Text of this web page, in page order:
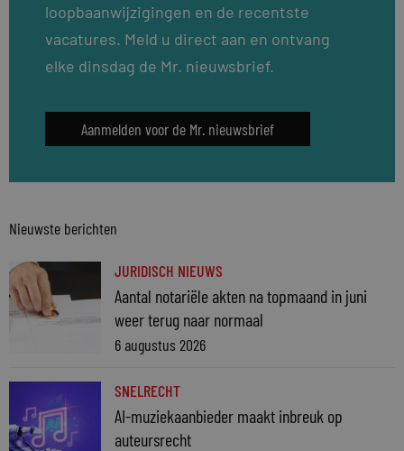
loopbaanwijzigingen en de recentste
vacatures. Meld u direct aan en ontvang
elke dinsdag de Mr. nieuwsbrief.
Aanmelden voor de Mr. nieuwsbrief
Nieuwste berichten
JURIDISCH NIEUWS
Aantal notariële akten na topmaand in juni
weer terug naar normaal
6 augustus 2026
SNELRECHT
AI-muziekaanbieder maakt inbreuk op
auteursrecht